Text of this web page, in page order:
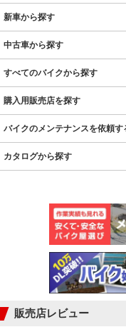
新車から探す
中古車から探す
すべてのバイクから探す
購入用販売店を探す
バイクのメンテナンスを依頼す
カタログから探す
販売店レビュー